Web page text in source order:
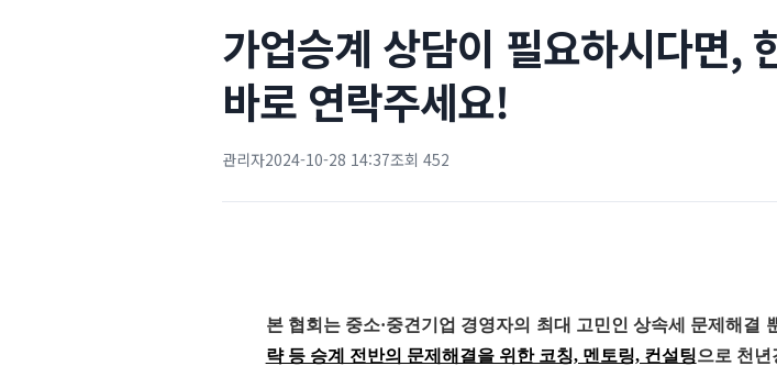
가업승계 상담이 필요하시다면,
바로 연락주세요!
관리자2024-10-28 14:37조회 452
본 협회는 중소·중견기업 경영자의 최대 고민인 상속세 문제해결
략 등 승계 전반의 문제해결을 위한 코칭, 멘토링, 컨설팅으로 천년